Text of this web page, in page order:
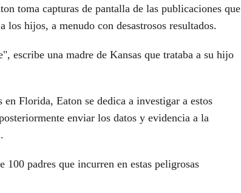
toma capturas de pantalla de las publicaciones que
los hijos, a menudo con desastrosos resultados.
escribe una madre de Kansas que trataba a su hijo
Florida, Eaton se dedica a investigar a estos
enviar los datos y evidencia a la
100 padres que incurren en estas peligrosas